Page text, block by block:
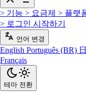
> 기능 > 요금제 > 플랫
> 로그인 시작하기
언어 변경
English Português (BR)
Français
테마 전환